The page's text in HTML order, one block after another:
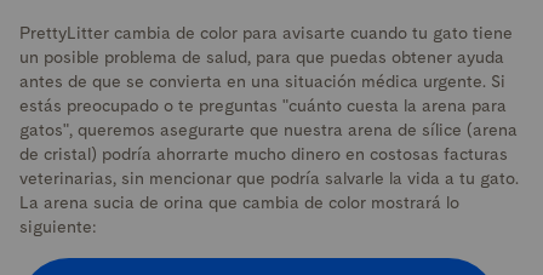
PrettyLitter cambia de color para avisarte cuando tu gato tiene
un posible problema de salud, para que puedas obtener ayuda
antes de que se convierta en una situación médica urgente. Si
estás preocupado o te preguntas "cuánto cuesta la arena para
gatos", queremos asegurarte que nuestra arena de sílice (arena
de cristal) podría ahorrarte mucho dinero en costosas facturas
veterinarias, sin mencionar que podría salvarle la vida a tu gato.
La arena sucia de orina que cambia de color mostrará lo
siguiente: